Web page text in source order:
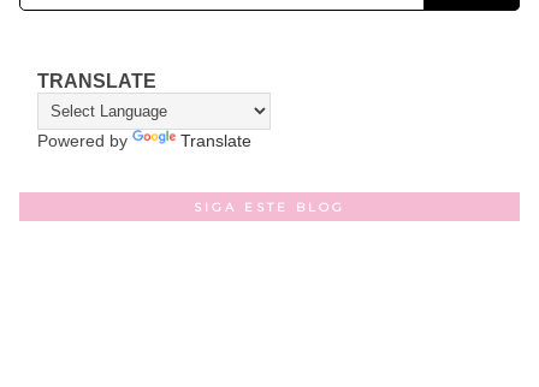
TRANSLATE
Powered by Translate
SIGA ESTE BLOG